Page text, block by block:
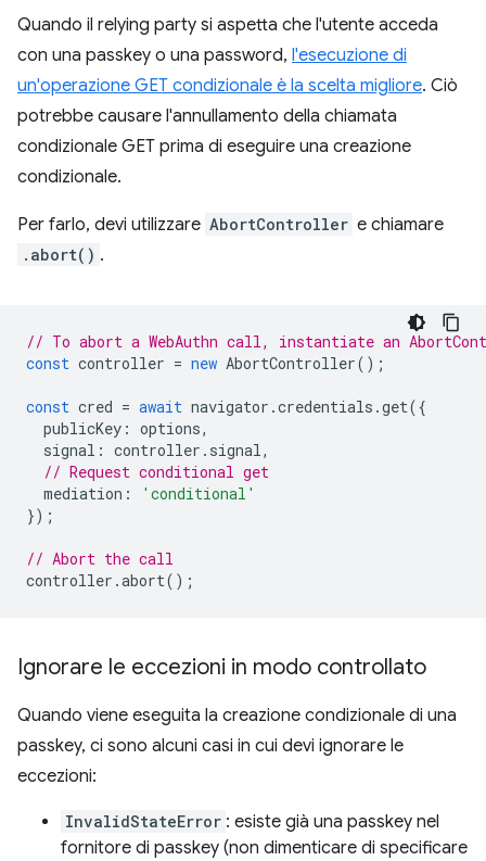
Quando il relying party si aspetta che l'utente acceda
con una passkey o una password, l'esecuzione di
un'operazione GET condizionale è la scelta migliore. Ciò
potrebbe causare l'annullamento della chiamata
condizionale GET prima di eseguire una creazione
condizionale.
Per farlo, devi utilizzare AbortController e chiamare
.abort() .
// To abort a WebAuthn call, instantiate an
const controller = new AbortController();
const cred = await navigator .credentials .get({
publicKey : options,
signal : controller . signal ,
// Request conditional get
mediation :
'conditional'
});
// Abort the call
controller .abort();
Ignorare le eccezioni in modo controllato
Quando viene eseguita la creazione condizionale di una
passkey, ci sono alcuni casi in cui devi ignorare le
eccezioni:
InvalidStateError : esiste già una passkey nel
fornitore di passkey (non dimenticare di specificare